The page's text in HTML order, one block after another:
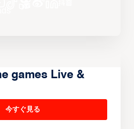
games Live &
今すぐ見る